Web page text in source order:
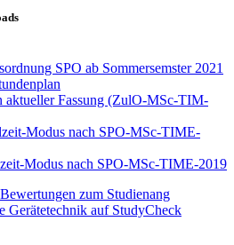
SPO ab Sommersemster 2021
aktueller Fassung (ZulO-MSc-TIM-
Modus nach SPO-MSc-TIME-
Modus nach SPO-MSc-TIME-2019